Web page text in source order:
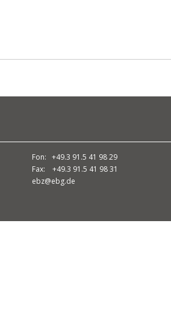
Fon: +49.3 91.5 41 98 29
Fax: +49.3 91.5 41 98 31
ebz@ebg.de